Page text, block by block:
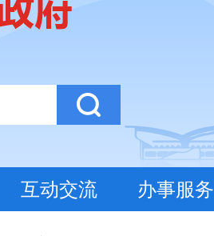
互动交流 办事服务